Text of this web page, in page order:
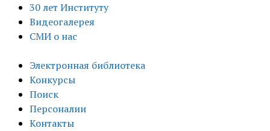
30 лет Институту
Видеогалерея
СМИ о нас
Электронная библиотека
Конкурсы
Поиск
Персоналии
Контакты